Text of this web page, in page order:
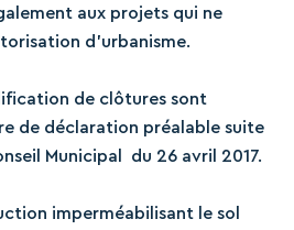
aux projets qui ne
d’urbanisme.
de clôtures sont
de déclaration préalable suite
Municipal du 26 avril 2017.
imperméabilisant le sol